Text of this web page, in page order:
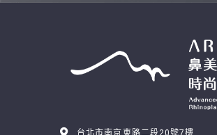
台北市南京東路二段20號7樓